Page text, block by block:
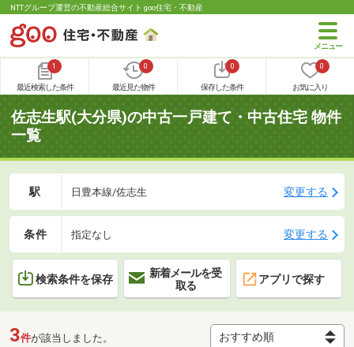
NTTグループ運営の不動産総合サイト goo住宅・不動産
1
最近検索した条件
0
最近見た物件
0
保存した条件
0
お気に入り
佐志生駅(大分県)の中古一戸建て・中古住宅 物件
一覧
駅 日豊本線/佐志生 変更する
条件 指定なし 変更する
検索条件を保存
新着メールを受
取る
アプリで探す
3件が該当しました。